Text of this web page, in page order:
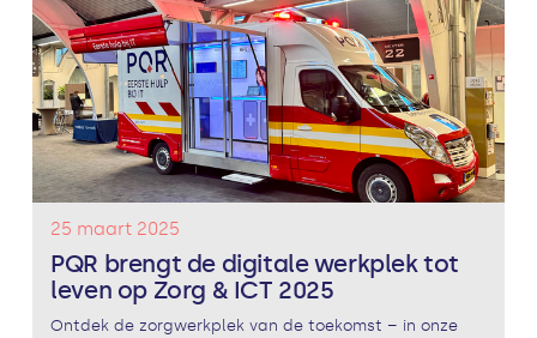
25 maart 2025
PQR brengt de digitale werkplek tot
leven op Zorg & ICT 2025
Ontdek de zorgwerkplek van de toekomst – in onze